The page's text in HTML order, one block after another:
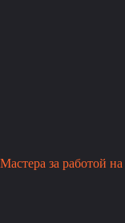
Мастера за работой